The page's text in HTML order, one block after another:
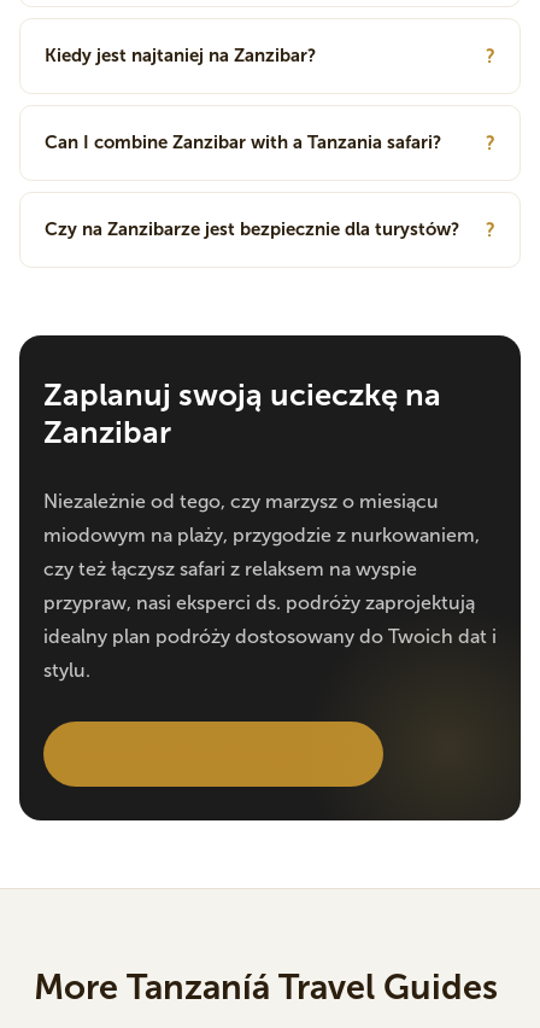
Kiedy jest najtaniej na Zanzibar? ?
Can I combine Zanzibar with a Tanzania safari? ?
Czy na Zanzibarze jest bezpiecznie dla turystów? ?
Zaplanuj swoją ucieczkę na
Zanzibar
Niezależnie od tego, czy marzysz o miesiącu
miodowym na plaży, przygodzie z nurkowaniem,
czy też łączysz safari z relaksem na wyspie
przypraw, nasi eksperci ds. podróży zaprojektują
idealny plan podróży dostosowany do Twoich dat i
stylu.
More Tanzaníá Travel Guides